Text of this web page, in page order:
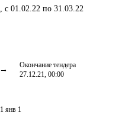
, с 01.02.22 по 31.03.22
Окончание тендера
27.12.21, 00:00
1 янв 1